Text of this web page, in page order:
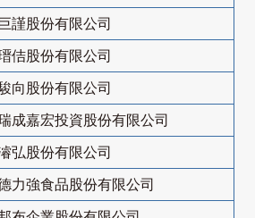
巨謹股份有限公司
佶股份有限公司
向股份有限公司
成嘉宏投資股份有限公司
弘股份有限公司
力強食品股份有限公司